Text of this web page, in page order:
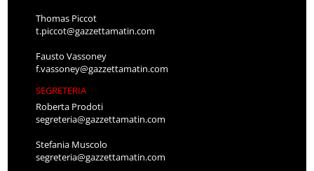
Thomas Piccot
t.piccot@gazzettamatin.com
Fausto Vassoney
f.vassoney@gazzettamatin.com
SEGRETERIA
Roberta Prodoti
segreteria@gazzettamatin.com
Stefania Muscolo
segreteria@gazzettamatin.com